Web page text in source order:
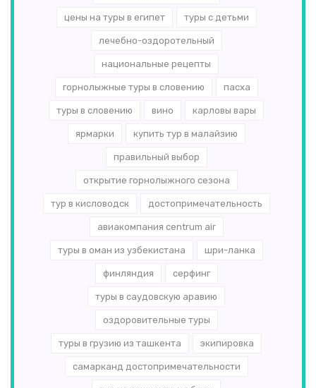
цены на туры в египет туры с детьми
лечебно-оздоротельный
национальные рецепты
горнолыжные туры в словению пасха
туры в словению вино карловы вары
ярмарки купить тур в малайзию
правильный выбор
открытие горнолыжного сезона
тур в кисловодск достопримечательность
авиакомпания centrum air
туры в оман из узбекистана шри-ланка
финляндия серфинг
туры в саудовскую аравию
оздоровительные туры
туры в грузию из ташкента экипировка
самарканд достопримечательности